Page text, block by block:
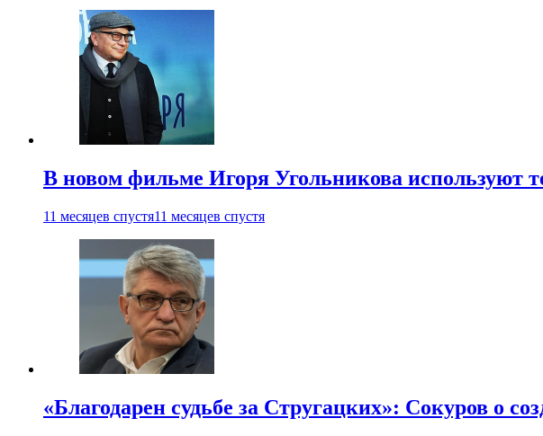
В новом фильме Игоря Угольникова используют
11 месяцев спустя11 месяцев спустя
«Благодарен судьбе за Стругацких»: Сокуров о